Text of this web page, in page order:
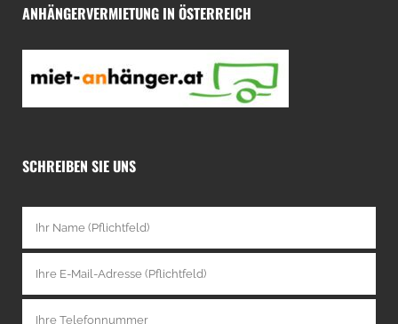
ANHÄNGERVERMIETUNG IN ÖSTERREICH
SCHREIBEN SIE UNS